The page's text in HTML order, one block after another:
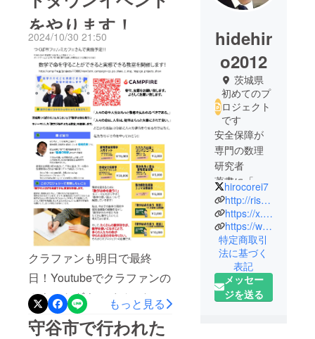
をやります！
2024/10/30 21:50
クラファンも明日で最終
日！Youtubeでクラファンの
カウントダウンイベントを
やります！よろしくお願い
もっと見る
守谷市で行われた
hidehir
o2012
茨城県
初めてのプ
ロジェクト
です
安全保障が
専門の数理
研究者
著書に「戦
場の科
学」 はる
かぜ書房。
博士（工
学）
祖母から聞
いた空襲の
話しが悔し
hirocorei7
http://ris-tmi.com/kikuchikobetsu/wp
https://x.com/hirocorei7/
https://www.instagram.com/kikuchikobetsu
特定商取引
法に基づく
表記
メッセー
ジを送る